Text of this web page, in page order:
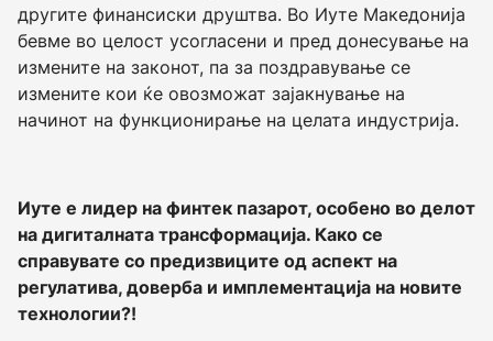
другите финансиски друштва. Во Иуте Македонија
бевме во целост усогласени и пред донесување на
измените на законот, па за поздравување се
измените кои ќе овозможат зајакнување на
начинот на функционирање на целата индустрија.
Иуте е лидер на финтек пазарот, особено во делот
на дигиталната трансформација. Како се
справувате со предизвиците од аспект на
регулатива, доверба и имплементација на новите
технологии?!